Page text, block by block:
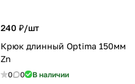
240 ₽/шт
Крюк длинный Optima 150мм
Zn
0 0 В наличии